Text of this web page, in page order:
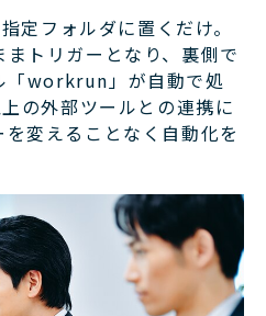
定フォルダに置くだけ。
トリガーとなり、裏側で
「workrun」が自動で処
の外部ツールとの連携に
変えることなく自動化を